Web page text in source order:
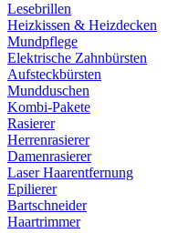
Lesebrillen
Heizkissen & Heizdecken
Mundpflege
Elektrische Zahnbürsten
Aufsteckbürsten
Mundduschen
Kombi-Pakete
Rasierer
Herrenrasierer
Damenrasierer
Laser Haarentfernung
Epilierer
Bartschneider
Haartrimmer